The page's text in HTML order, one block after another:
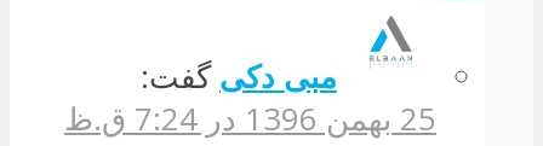
مبی دکی گفت:
25 بهمن 1396 در 7:24 ق.ظ